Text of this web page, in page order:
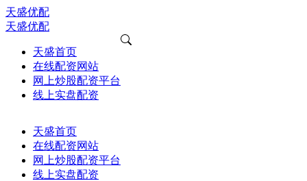
天盛优配
天盛优配
天盛首页
在线配资网站
网上炒股配资平台
线上实盘配资
天盛首页
在线配资网站
网上炒股配资平台
线上实盘配资